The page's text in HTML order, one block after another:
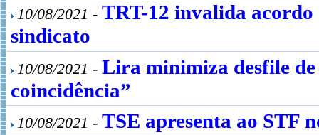
10/08/2021 - TRT-12 invalida acordo
sindicato
10/08/2021 - Lira minimiza desfile
coincidência”
10/08/2021 - TSE apresenta ao STF